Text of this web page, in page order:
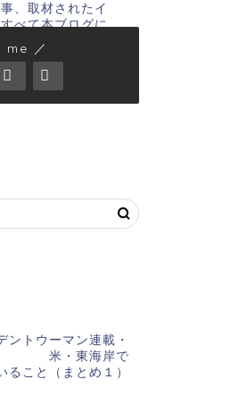
、取材されたイ
べて本ブログに
合わせ・連絡
までお
me ／
ントウーマン連載・
米・東海岸で
ること（まとめ１）